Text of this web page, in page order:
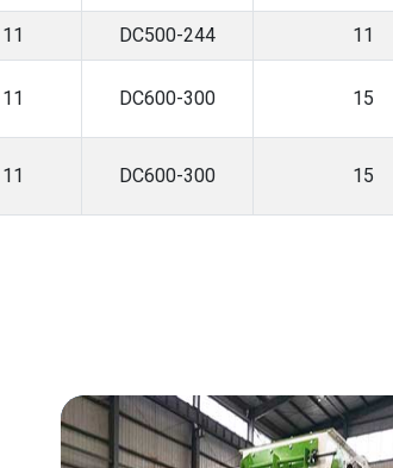
11 DC500-244 11
11 DC600-300 15
11 DC600-300 15